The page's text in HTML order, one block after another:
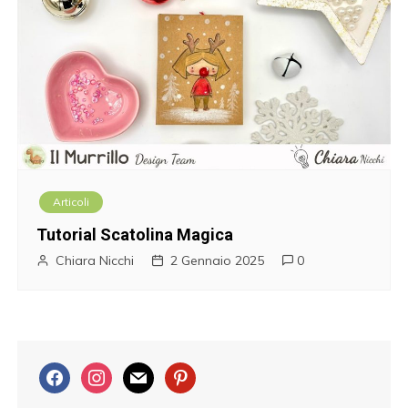
Articoli
Tutorial Scatolina Magica
Chiara Nicchi 2 Gennaio 2025 0
f
a
i
n
m
a
p